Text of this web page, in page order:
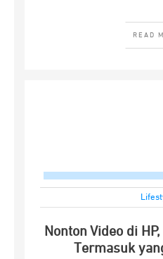
READ
Nonton Video di
Termasuk